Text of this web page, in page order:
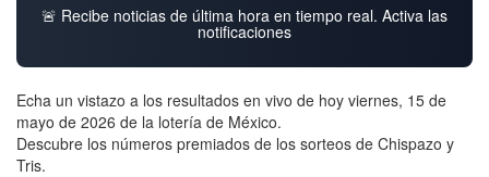
🚨 Recibe noticias de última hora en tiempo real. Activa las
notificaciones
Echa un vistazo a los resultados en vivo de hoy viernes, 15 de
mayo de 2026 de la lotería de México.
Descubre los números premiados de los sorteos de Chispazo y
Tris.